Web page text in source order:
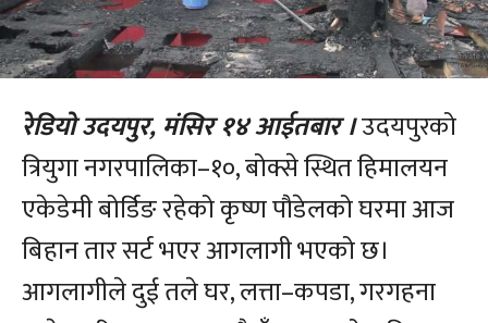
रेडियो उदयपुर, मंसिर १४ आईतबार ।उदयपुरको
त्रियुगा नगरपालिका–१०, बोक्से स्थित हिमालयन
एकेडेमी बोर्डिङ रहेको कृष्ण पौडेलको घरमा आज
बिहान तार सर्ट भएर आगलागी भएको छ।
आगलागीले दुई तले घर, लत्ता–कपडा, गरगहना